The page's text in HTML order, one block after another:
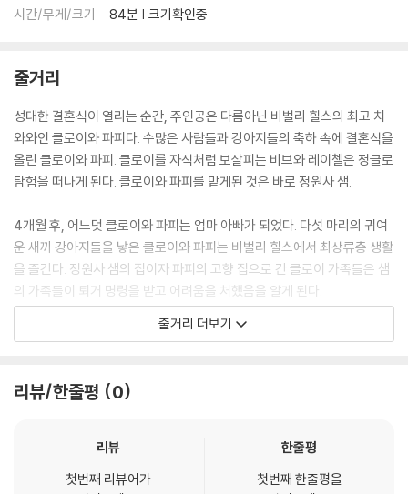
름 손상에 의한 교환/반품은 불가합니다.
5) 아웃케이스/구성품/포장 상태 불량에 의한 교환/반품 신청시 불량 확
인을 위해 개봉 시의 동영상을 요청할 수 있으며, 동영상이 없는 경우 교
환/반품이 제한될 수 있습니다.
※ 디스크 재생 불량
가하니 최신 소프트웨어로 업데이트된 DVD/BD 전용 기기에서 재생하실
것을 권유해 드립니다.
2) 정전기와 먼지로 인해 재생이 원활하지 않은 경우가 있습니다. 디스크
를 마른 천으로 닦으시거나, DVD 클리너 등 전용 제품을 이용하면 대부분
해결됩니다.
3) 일부 PC 연결형 ODD의 경우 호환 상의 문제로 정상적인 디스크도 재
생이 불가능한 경우가 있습니다. 독립형 전용 플레이어 사용을 권장드리
생할 수 있음을 알려드립니다.
디스크에 미세한 잔 흠집이 남아있거나 인쇄 면이 깨끗하지 않은 경우가
있으며, 상품의 불량이 아닙니다. 단, 재생에 이상이 있는 경우에는 불량으
시간/무게/크기
84분 | 크기확인중
줄거리
성대한 결혼식이 열리는 순간, 주인공은 다름아닌 비벌리 힐스의 최고 치
와와인 클로이와 파피다. 수많은 사람들과 강아지들의 축하 속에 결혼식을
올린 클로이와 파피. 클로이를 자식처럼 보살피는 비브와 레이첼은 정글로
탐험을 떠나게 된다. 클로이와 파피를 맡게된 것은 바로 정원사 샘.
4개월 후, 어느덧 클로이와 파피는 엄마 아빠가 되었다. 다섯 마리의 귀여
운 새끼 강아지들을 낳은 클로이와 파피는 비벌리 힐스에서 최상류층 생활
을 즐긴다. 정원사 샘의 집이자 파피의 고향 집으로 간 클로이 가족들은 샘
의 가족들이 퇴거 명령을 받고 어려움을 처했음을 알게 된다.
어느 날 밤, 장난을 치던 클로이의 아이 강아지가 난간에서 떨어지는 순간,
파피는 델가도의 비밀 임무를 함께 돕게 되는데...
줄거리 더보기
리뷰/한줄평 0
리뷰
첫번째 리뷰어가
한줄평
첫번째 한줄평을